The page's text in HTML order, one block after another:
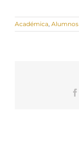
Académica, Alumnos